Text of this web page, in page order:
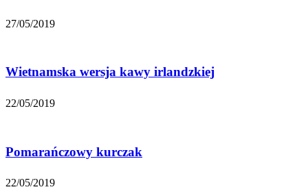
27/05/2019
Wietnamska wersja kawy irlandzkiej
22/05/2019
Pomarańczowy kurczak
22/05/2019